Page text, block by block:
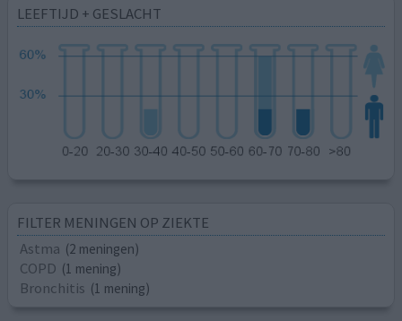
LEEFTIJD + GESLACHT
FILTER MENINGEN OP ZIEKTE
Astma (2 meningen)
COPD (1 mening)
Bronchitis (1 mening)